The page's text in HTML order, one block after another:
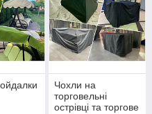
Чохли на
торговельні
острівці та торгове